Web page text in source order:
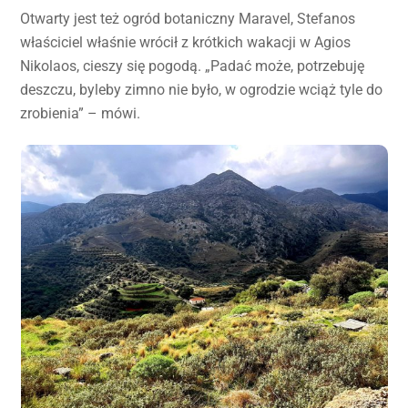
Otwarty jest też ogród botaniczny Maravel, Stefanos
właściciel właśnie wrócił z krótkich wakacji w Agios
Nikolaos, cieszy się pogodą. „Padać może, potrzebuję
deszczu, byleby zimno nie było, w ogrodzie wciąż tyle do
zrobienia” – mówi.